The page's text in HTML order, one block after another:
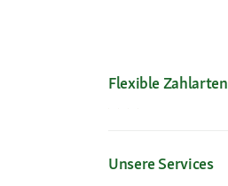
Flexible Zahlarten
Unsere Services